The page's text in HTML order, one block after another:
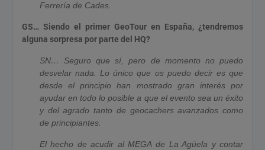
Ferrería de Cades.
GS… Siendo el primer GeoTour en España, ¿tendremos
alguna sorpresa por parte del HQ?
SN… Seguro que sí, pero de momento no puedo
desvelar nada. Lo único que os puedo decir es que
desde el principio han mostrado gran interés por
ayudar en todo lo posible a que el evento sea un éxito
y del agrado tanto de geocachers avanzados como
de principiantes.
El hecho de acudir al MEGA de La Agüela y contar